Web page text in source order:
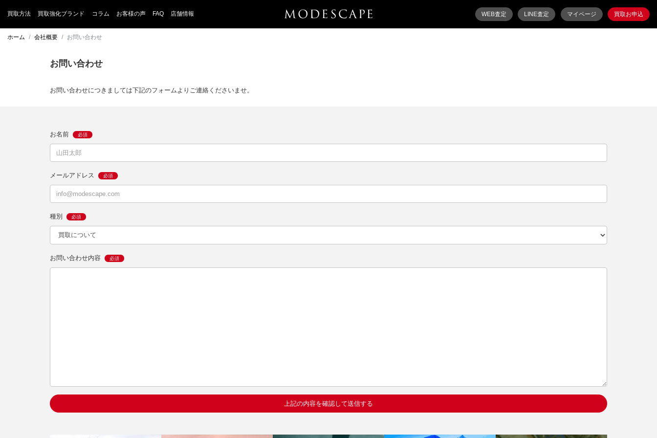
買取方法 買取強化ブランド コラム お客様の声 FAQ 店舗情報 WEB査定 LINE査定 マイページ 買取お申込
ホーム 会社概要 お問い合わせ
お問い合わせ
お問い合わせにつきましては下記のフォームよりご連絡くださいませ。
お名前
メールアドレス
種別
お問い合わせ内容